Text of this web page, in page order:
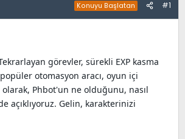
Konuyu Başlatan #1
görevler, sürekli EXP kasma
otomasyon aracı, oyun içi
Phbot'un ne olduğunu, nasıl
açıklıyoruz. Gelin, karakterinizi